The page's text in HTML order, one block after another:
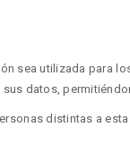
sea utilizada para
datos,
distintas a esta